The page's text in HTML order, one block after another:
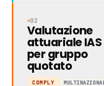
02
Valutazione
attuariale IAS
per gruppo
quotato
COMPLY